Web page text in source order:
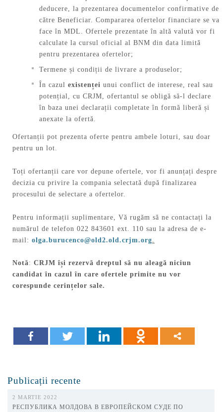
deducere, la prezentarea documentelor confirmative de
către Beneficiar. Compararea ofertelor financiare se va
face în MDL. Ofertele prezentate în altă valută vor fi
calculate la cursul oficial al BNM din data limită
pentru prezentarea ofertelor;
Termene și condiții de livrare a produselor;
În cazul existenței unui conflict de interese, real sau
potențial, cu CRJM, ofertantul se obligă să-l declare
în baza unei declarații completate în formă liberă și
anexate la ofertă.
Ofertanții pot prezenta oferte pentru ambele loturi, sau doar
pentru un lot.
Toți ofertanții care vor depune ofertele, vor fi anunțați despre
decizia cu privire la compania selectată după finalizarea
procesului de selectare a ofertelor.
Pentru informații suplimentare, Vă rugăm să ne contactați la
numărul de telefon 022 843601 ext. 110 sau la adresa de e-
mail: olga.burucenco@old2.old.crjm.org
Notă: CRJM își rezervă dreptul să nu aleagă niciun
candidat în cazul în care ofertele primite nu vor
corespunde cerințelor sale.
Publicații recente
2 MARTIE 2022
РЕСПУБЛИКА МОЛДОВА В ЕВРОПЕЙСКОМ СУДЕ ПО